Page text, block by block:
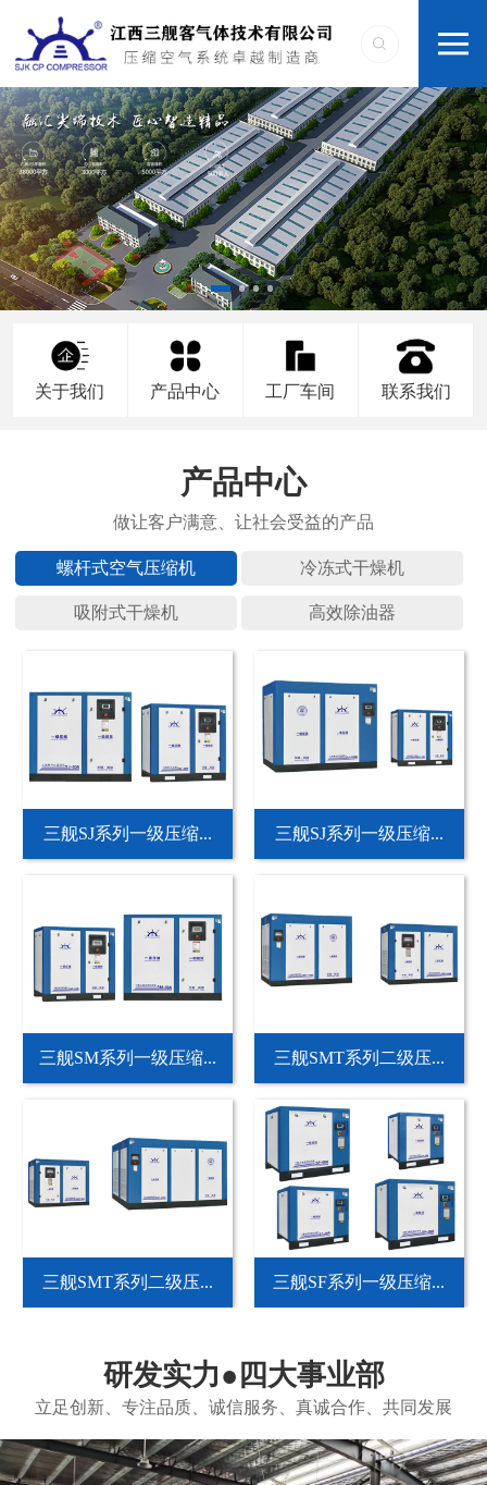
关于我们 产品中心 工厂车间 联系我们
产品中心
螺杆式空 冷冻式干
吸附式干 高效除油
三舰SJ系列一级压缩... 三舰SJ系列一级压缩...
三舰SM系列一级压缩... 三舰SMT系列二级压...
三舰SMT系列二级压... 三舰SF系列一级压缩...
研发实力●四大事业部
立足创新、专注品质、诚信服务、真诚合作、共同发展